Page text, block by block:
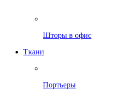
Шторы в офис
Ткани
Портьеры